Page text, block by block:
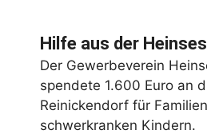
Hilfe aus der
Der Gewerbeverein
spendete 1.600 Euro an
Reinickendorf für
schwerkranken Kindern.